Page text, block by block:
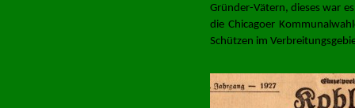
Gründer-Vätern, dieses war
die Chicagoer
Schützen im